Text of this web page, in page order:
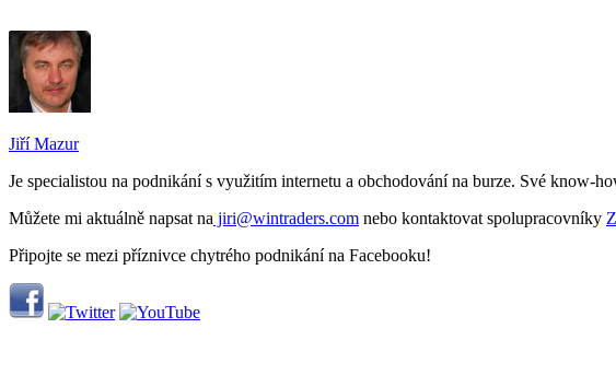
Jiří Mazur
Je specialistou na podnikání s využitím internetu a obchodování na burze. Své know-
Můžete mi aktuálně napsat na jiri@wintraders.com nebo kontaktovat spolupracovníky
Připojte se mezi příznivce chytrého podnikání na Facebooku!